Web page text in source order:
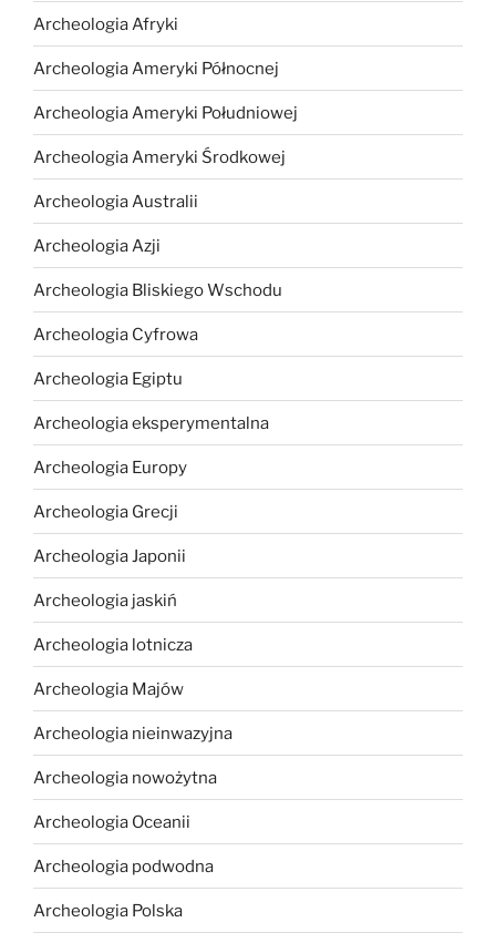
Archeologia Afryki
Archeologia Ameryki Północnej
Archeologia Ameryki Południowej
Archeologia Ameryki Środkowej
Archeologia Australii
Archeologia Azji
Archeologia Bliskiego Wschodu
Archeologia Cyfrowa
Archeologia Egiptu
Archeologia eksperymentalna
Archeologia Europy
Archeologia Grecji
Archeologia Japonii
Archeologia jaskiń
Archeologia lotnicza
Archeologia Majów
Archeologia nieinwazyjna
Archeologia nowożytna
Archeologia Oceanii
Archeologia podwodna
Archeologia Polska